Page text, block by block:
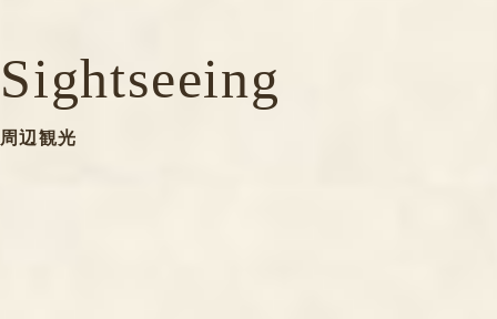
Sightseeing
周辺観光